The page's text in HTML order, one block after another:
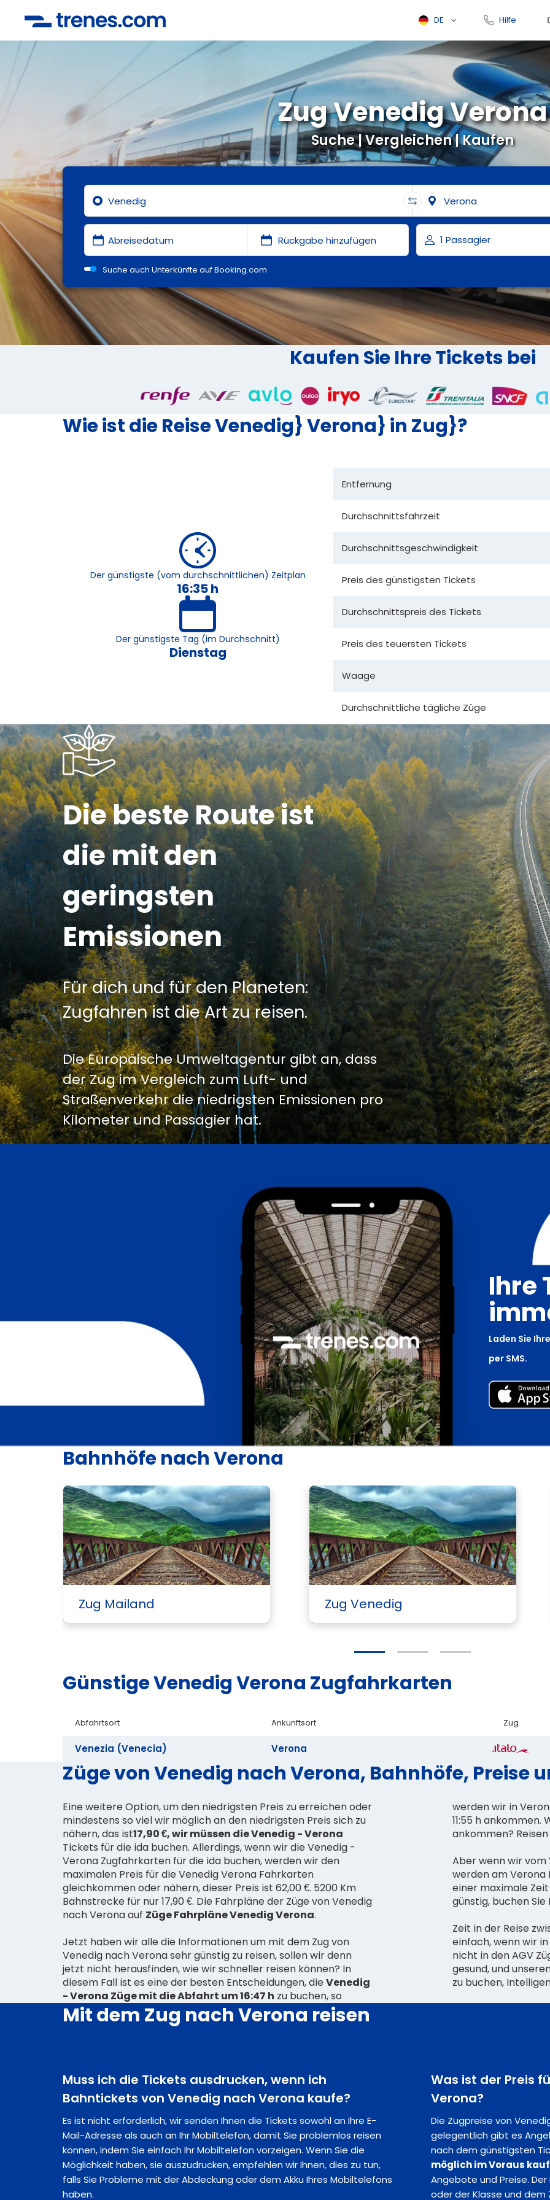
DE Hilfe
Suche | Vergleichen | Kaufen
Zug Venedig Verona
Suche auch Unterkünfte auf Booking.com
Kaufen Sie Ihre Tickets bei
Wie ist die Reise Venedig} Verona} in Zug}?
Der günstigste (vom durchschnittlichen) Zeitplan
16:35 h
Der günstigste Tag (im Durchschnitt)
Dienstag
Entfernung
Durchschnittsfahrzeit
Durchschnittsgeschwindigkeit
Preis des günstigsten Tickets
Durchschnittspreis des Tickets
Preis des teuersten Tickets
Waage
Durchschnittliche tägliche Züge
Die beste Route ist
die mit den
geringsten
Emissionen
Für dich und für den Planeten:
Zugfahren ist die Art zu reisen.
Die Europäische Umweltagentur gibt an, dass
der Zug im Vergleich zum Luft- und
Straßenverkehr die niedrigsten Emissionen pro
Kilometer und Passagier hat.
Ihre
Laden Sie
per SMS.
Bahnhöfe nach Verona
Zug Mailand Zug Venedig
Günstige Venedig Verona Zugfahrkarten
Abfahrtsort Ankunftsort Zug
Venezia (Venecia) Verona
Züge von Venedig nach Verona, Bahnhöfe, Preise
Eine weitere Option, um den niedrigsten Preis zu erreichen oder
mindestens so viel wir möglich an den niedrigsten Preis sich zu
nähern, das ist17,90 €, wir müssen die Venedig - Verona
Tickets für die ida buchen. Allerdings, wenn wir die Venedig -
Verona Zugfahrkarten für die ida buchen, werden wir den
maximalen Preis für die Venedig Verona Fahrkarten
gleichkommen oder nähern, dieser Preis ist 62,00 €. 5200 Km
Bahnstrecke für nur 17,90 €. Die Fahrpläne der Züge von Venedig
nach Verona auf Züge Fahrpläne Venedig Verona.
Jetzt haben wir alle die Informationen um mit dem Zug von
Venedig nach Verona sehr günstig zu reisen, sollen wir denn
jetzt nicht herausfinden, wie wir schneller reisen können? In
diesem Fall ist es eine der besten Entscheidungen, dieVenedig
- Verona Züge mit die Abfahrt um 16:47 h zu buchen, so
werden wir in
11:55 h
ankommen?
Aber wenn wir vom
werden am Verona
einer maximale
günstig, buchen
Zeit in der Reise
einfach, wenn wir
nicht in den AGV Zügen machen. Woanders hinzufahren ist
gesund, und
zu buchen,
Mit dem Zug nach Verona reisen
Muss ich die Tickets ausdrucken, wenn ich
Bahntickets von Venedig nach Verona kaufe?
Es ist nicht erforderlich, wir senden Ihnen die Tickets sowohl an Ihre E-
Mail-Adresse als auch an Ihr Mobiltelefon, damit Sie problemlos reisen
können, indem Sie einfach Ihr Mobiltelefon vorzeigen. Wenn Sie die
Möglichkeit haben, sie auszudrucken, empfehlen wir Ihnen, dies zu tun,
falls Sie Probleme mit der Abdeckung oder dem Akku Ihres Mobiltelefons
haben.
Was ist der Preis
Verona?
Die Zugpreise von
gelegentlich gibt es
nach dem günstigsten
möglich im Voraus
Angebote und Preise.
oder der Klasse und dem